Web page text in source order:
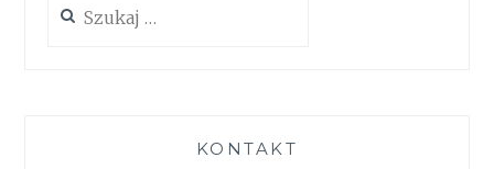
KONTAKT